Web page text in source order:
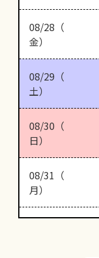
08/28（
金）
08/29（
土）
08/30（
日）
08/31（
月）